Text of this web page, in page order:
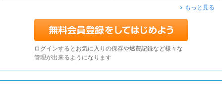
もっと見る
ログインするとお気に入りの保存や燃費記録など様々な
管理が出来るようになります